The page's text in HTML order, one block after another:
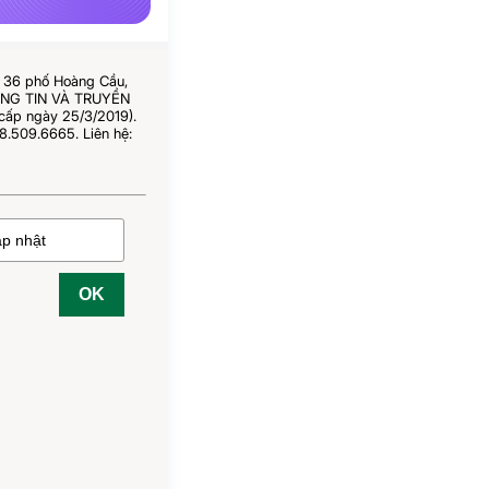
phố Hoàng Cầu,
TIN VÀ TRUYỀN
ngày 25/3/2019).
Liên hệ:
OK